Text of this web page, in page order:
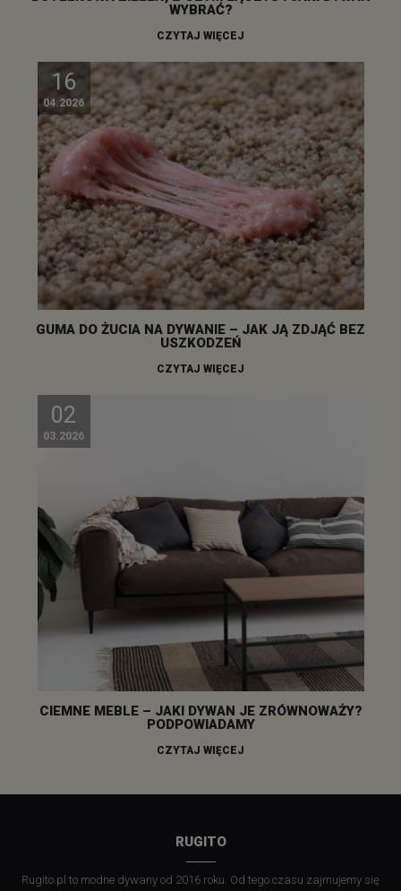
WYBRAĆ?
CZYTAJ WIĘCEJ
16
04.2026
GUMA DO ŻUCIA NA DYWANIE – JAK JĄ ZDJĄĆ BEZ
USZKODZEŃ
CZYTAJ WIĘCEJ
02
03.2026
CIEMNE MEBLE – JAKI DYWAN JE ZRÓWNOWAŻY?
PODPOWIADAMY
CZYTAJ WIĘCEJ
RUGITO
Rugito.pl to modne dywany od 2016 roku. Od tego czasu zajmujemy się